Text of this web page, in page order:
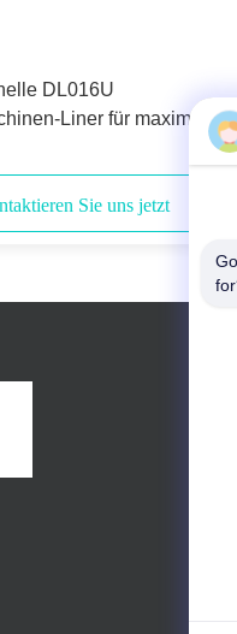
DL016U
Liner für maximale
Sie uns jetzt